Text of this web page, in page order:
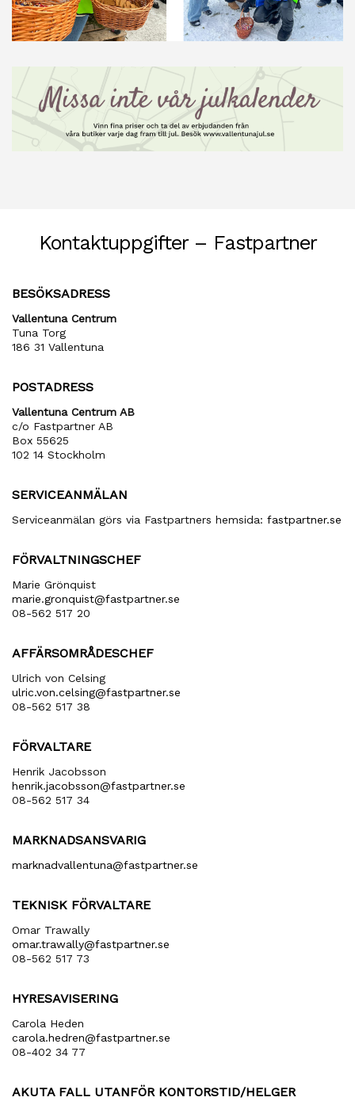
Kontaktuppgifter – Fastpartner
BESÖKSADRESS
Vallentuna Centrum
Tuna Torg
186 31 Vallentuna
POSTADRESS
Vallentuna Centrum AB
c/o Fastpartner AB
Box 55625
102 14 Stockholm
SERVICEANMÄLAN
Serviceanmälan görs via Fastpartners hemsida: fastpartner.se
FÖRVALTNINGSCHEF
Marie Grönquist
marie​.gronquist​@fastpartner​.se
08-562 517 20
AFFÄRSOMRÅDESCHEF
Ulrich von Celsing
ulric​.von​.celsing​@fastpartner​.se
08-562 517 38
FÖRVALTARE
Henrik Jacobsson
henrik​.jacobsson​@fastpartner​.se
08-562 517 34
MARKNADSANSVARIG
marknadvallentuna​@fastpartner​.se
TEKNISK FÖRVALTARE
Omar Trawally
omar.trawally@fastpartner.se
08-562 517 73
HYRESAVISERING
Carola Heden
carola​.hedren​@fastpartner​.se
08-402 34 77
AKUTA FALL UTANFÖR KONTORSTID/HELGER